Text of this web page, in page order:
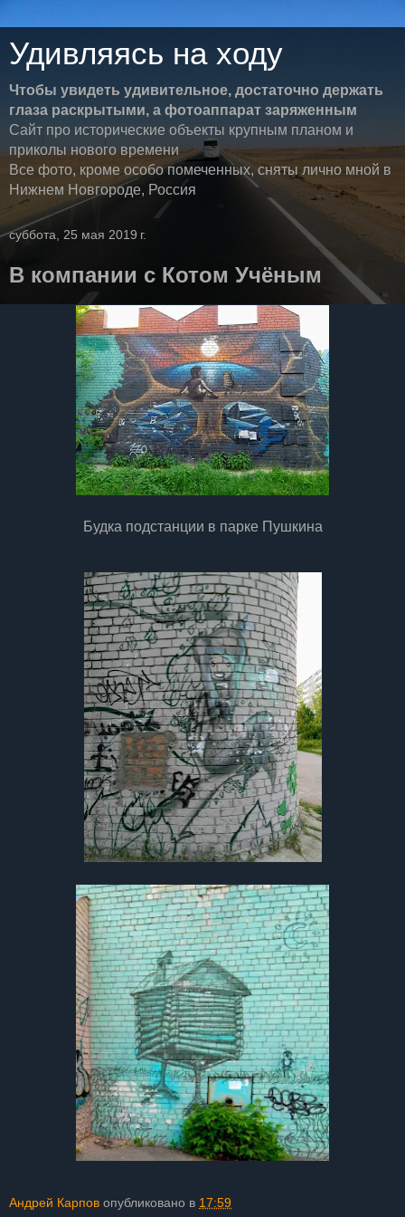
Удивляясь на ходу
Чтобы увидеть удивительное, достаточно держать
глаза раскрытыми, а фотоаппарат заряженным
Сайт про исторические объекты крупным планом и
приколы нового времени
Все фото, кроме особо помеченных, сняты лично мной в
Нижнем Новгороде, Россия
суббота, 25 мая 2019 г.
В компании с Котом Учёным
Будка подстанции в парке Пушкина
Андрей Карпов опубликовано в 17:59